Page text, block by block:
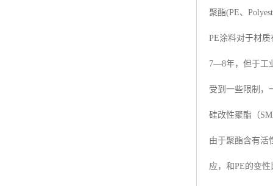
聚酯(PE、
PE涂料对于材
7—8年，但于工
受到一些限制，
硅改性聚酯（
由于聚酯含有活
应，和PE的变